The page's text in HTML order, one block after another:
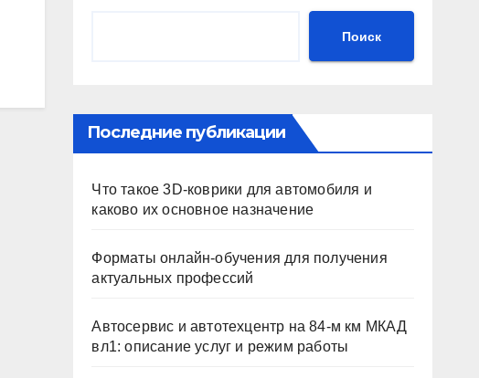
Поиск
Последние публикации
Что такое 3D-коврики для автомобиля и
каково их основное назначение
Форматы онлайн-обучения для получения
актуальных профессий
Автосервис и автотехцентр на 84-м км МКАД
вл1: описание услуг и режим работы